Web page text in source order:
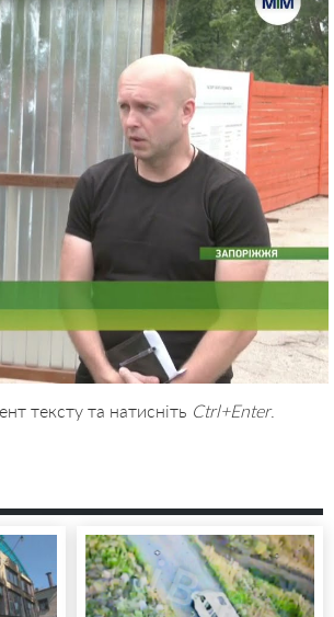
тексту та натисніть Ctrl+Enter.